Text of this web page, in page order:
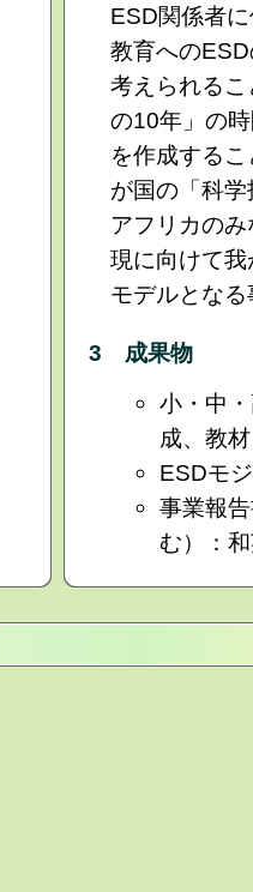
ESD関係者
教育への
考えられる
の10年」の
を作成する
が国の「科
アフリカの
現に向けて
モデルとな
3 成果物
小・中
成、教
ESDモ
事業報
む）：